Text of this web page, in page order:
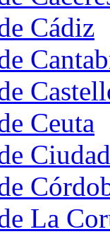
Cádiz
Ceuta
La